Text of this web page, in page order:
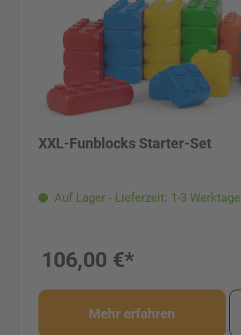
XXL-Funblocks Starter-Set
Auf Lager - Lieferzeit: 1-3 Werktage
106,00 €*
Mehr erfahren